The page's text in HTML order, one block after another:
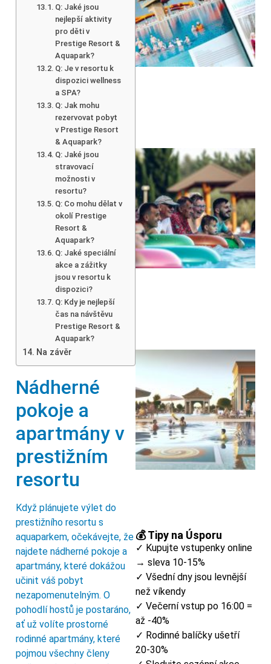
Q: Jaké jsou
nejlepší aktivity
pro děti v
Prestige Resort &
Aquapark?
Q: Je v resortu k
dispozici wellness
a SPA?
Q: Jak mohu
rezervovat pobyt
v Prestige Resort
& Aquapark?
Q: Jaké jsou
stravovací
možnosti v
resortu?
Q: Co mohu dělat v
okolí Prestige
Resort &
Aquapark?
Q: Jaké speciální
akce a zážitky
jsou v resortu k
dispozici?
Q: Kdy je nejlepší
čas na návštěvu
Prestige Resort &
Aquapark?
Na závěr
Nádherné
pokoje a
apartmány v
prestižním
resortu
Když plánujete výlet do
prestižního resortu s
aquaparkem, očekávejte, že
najdete nádherné pokoje a
apartmány, které dokážou
učinit váš pobyt
nezapomenutelným. O
pohodlí hostů je postaráno,
ať už volíte prostorné
rodinné apartmány, které
pojmou všechny členy
💰 Tipy na Úsporu
✓ Kupujte vstupenky online
→ sleva 10-15%
✓ Všední dny jsou levnější
než víkendy
✓ Večerní vstup po 16:00 =
až -40%
✓ Rodinné balíčky ušetří
20-30%